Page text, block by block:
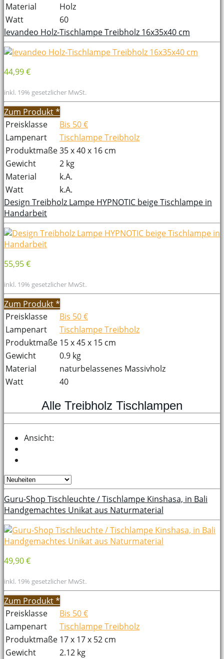
Material
Holz
Watt
60
levandeo Holz-Tischlampe Treibholz 16x35x40 cm
44,99 €
inkl. 19% gesetzlicher MwSt.
Zum Produkt*
Preisklasse
Bis 50 €
Lampenart
Tischlampe Treibholz
Produktmaße35 x 40 x 16 cm
Gewicht
2 kg
Material
k.A.
Watt
k.A.
Design Treibholz Lampe HYPNOTIC beige Tischlampe in
Handarbeit
55,95 €
inkl. 19% gesetzlicher MwSt.
Zum Produkt*
Preisklasse
Bis 50 €
Lampenart
Tischlampe Treibholz
Produktmaße 15 x 45 x 15 cm
Gewicht
0.9 kg
Material
naturbelassenes Massivholz
Watt
40
Alle Treibholz Tischlampen
Ansicht:
Guru-Shop Tischleuchte / Tischlampe Kinshasa, in Bali
Handgemachtes Unikat aus Naturmaterial
49,90 €
inkl. 19% gesetzlicher MwSt.
Zum Produkt*
Preisklasse
Bis 50 €
Lampenart
Tischlampe Treibholz
Produktmaße 17 x 17 x 52 cm
Gewicht
2.12 kg